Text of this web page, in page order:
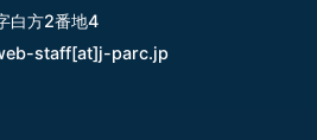
白方2番地4
staff[at]j-parc.jp